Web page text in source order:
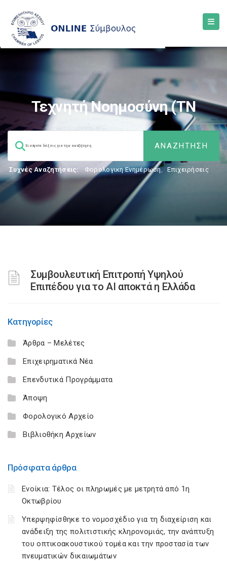
Τεχνητή Νοημοσύνη (ΤΝ
Συχνές Αναζητήσεις: Φορολογικη Ενημέρωση, Επιχειρήσεις
Συμβουλευτική Επιτροπή Υψηλού
Επιπέδου για το ΑΙ αποκτά η Ελλάδα
Κατηγορίες
Άρθρα – Μελέτες
Επιχειρηματικά Νέα
Επενδυτικά Προγράμματα
Άποψη
Φορολογικό Αρχείο
Βιβλιοθήκη Αρχείων
Πρόσφατα άρθρα
Ενοίκια: Τέλος οι πληρωμές με μετρητά από 1η
Οκτωβρίου
Υπερψηφίσθηκε το νομοσχέδιο για τη διαχείριση και
ανάδειξη της πολιτιστικής κληρονομιάς, την ανάπτυξη
του οπτικοακουστικού τομέα και την προστασία των
πνευματικών δικαιωμάτων